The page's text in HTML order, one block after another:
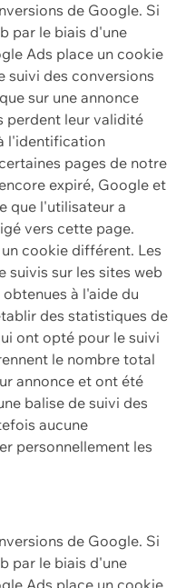
de Google. Si
par le biais d'une
Ads place un cookie
suivi des conversions
sur une annonce
perdent leur validité
l'identification
pages de notre
expiré, Google et
que l'utilisateur a
vers cette page.
cookie différent. Les
suivis sur les sites web
à l'aide du
des statistiques de
ont opté pour le suivi
le nombre total
annonce et ont été
balise de suivi des
aucune
personnellement les
de Google. Si
par le biais d'une